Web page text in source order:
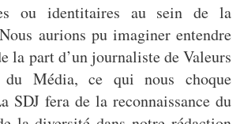
ou identitaires au sein de la
aurions pu imaginer entendre
la part d’un journaliste de Valeurs
du Média, ce qui nous choque
SDJ fera de la reconnaissance du